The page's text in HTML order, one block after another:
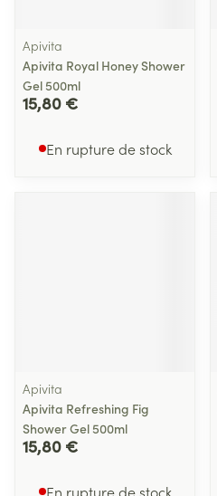
Apivita
Apivita Royal Honey Shower
Gel 500ml
15,80 €
En rupture de stock
Apivita
Apivita Refreshing Fig
Shower Gel 500ml
15,80 €
En rupture de stock